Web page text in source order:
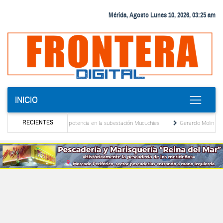
Mérida, Agosto Lunes 10, 2026, 03:25 am
INICIO
RECIENTES
transformador de potencia en la subestación Mucuchies
Gerardo Molina: “El